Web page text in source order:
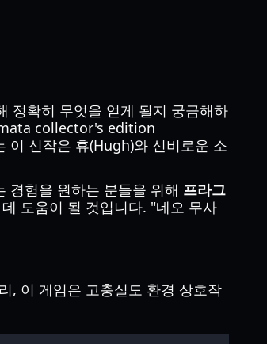
정확히 무엇을 얻게 될지 궁금해하
collector's edition
신작은 휴(Hugh)와 신비로운 소
경험을 원하는 분들을 위해 프라그
도움이 될 것입니다. "네오 무사
, 이 게임은 고충실도 환경 상호작